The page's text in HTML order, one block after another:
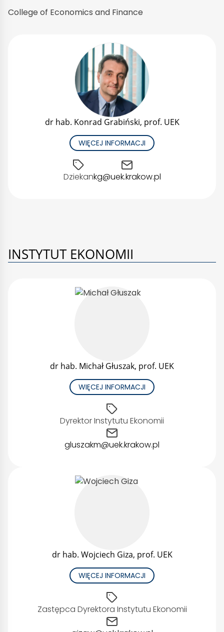
College of Economics and Finance
dr hab. Konrad Grabiński, prof. UEK
WIĘCEJ INFORMACJI
Dziekankg@uek.krakow.pl
INSTYTUT EKONOMII
dr hab. Michał Głuszak, prof. UEK
WIĘCEJ INFORMACJI
Dyrektor Instytutu Ekonomii
gluszakm@uek.krakow.pl
dr hab. Wojciech Giza, prof. UEK
WIĘCEJ INFORMACJI
Zastępca Dyrektora Instytutu Ekonomii